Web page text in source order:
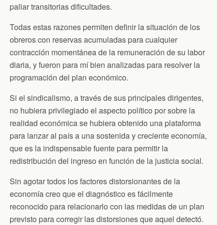
paliar transitorias dificultades.
Todas estas razones permiten definir la situación de los
obreros con reservas acumuladas para cualquier
contracción momentánea de la remuneración de su labor
diaria, y fueron para mí bien analizadas para resolver la
programación del plan económico.
Si el sindicalismo, a través de sus principales dirigentes,
no hubiera privilegiado el aspecto político por sobre la
realidad económica se hubiera obtenido una plataforma
para lanzar al país a una sostenida y creciente economía,
que es la indispensable fuente para permitir la
redistribución del ingreso en función de la justicia social.
Sin agotar todos los factores distorsionantes de la
economía creo que el diagnóstico es fácilmente
reconocido para relacionarlo con las medidas de un plan
previsto para corregir las distorsiones que aquel detectó.